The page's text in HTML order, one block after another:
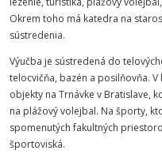
Okrem toho má katedra na
sústredenia.
Výučba je sústredená do
telocvičňa, bazén a posilňovňa.
objekty na Trnávke v Bratislave,
na plážový volejbal. Na športy,
spomenutých fakultných
športoviská.